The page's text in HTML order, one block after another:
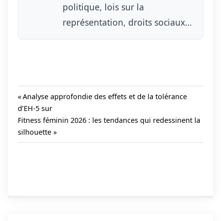
politique, lois sur la
représentation, droits sociaux…
Navigation
de
l’article
Previous
Post:
Analyse approfondie des effets et de la tolérance
d’EH-5 sur
Next
Post:
Fitness féminin 2026 : les tendances qui redessinent la
silhouette